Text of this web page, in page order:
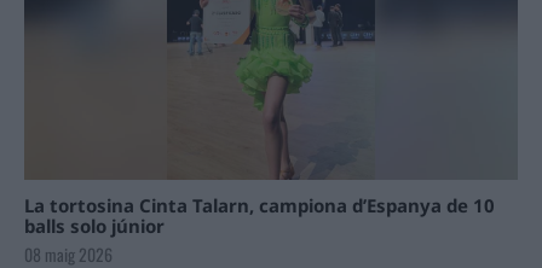
La tortosina Cinta Talarn, campiona d’Espanya de 10
balls solo júnior
08 maig 2026